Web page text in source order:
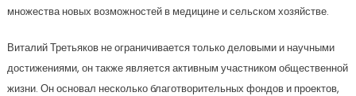
множества новых возможностей в медицине и сельском хозяйстве.
Виталий Третьяков не ограничивается только деловыми и научными
достижениями, он также является активным участником общественной
жизни. Он основал несколько благотворительных фондов и проектов,